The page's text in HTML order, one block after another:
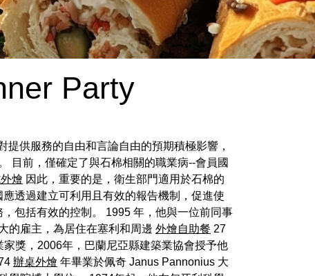
Party
供服務的自由和言論自由的預期積極影響，
目前，僅確定了與石棉相關的職業病--會員國
燴 因此，重要的是，衛生部門適用於石棉的
應透過建立可利用且有效的報告機制，促進使
包括有效的控制。 1995 年，他與一位前同事
的雇主，為居住在塞利和周邊 外燴自助餐 27
獎，2006年，巴蘭尼亞縣建築業協會授予他
辦桌外燴 年畢業於佩奇 Janus Pannonius 大